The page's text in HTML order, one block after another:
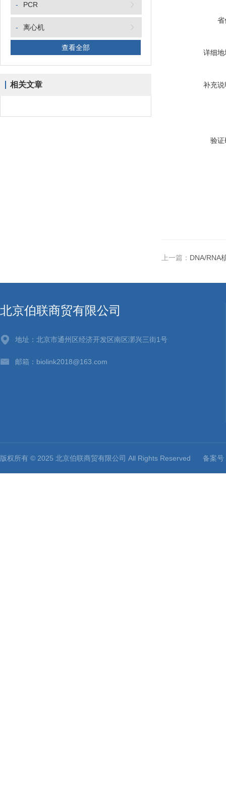
- PCR
- 离心机
查看全部
相关文章
省
详细地
补充说
验证
上一篇： DNA/RNA
北京伯联商贸有限公司
地址：北京市通州区经济开发区南区漷兴三街1号
邮箱：biolink2018@163.com
版权所有 © 2025 北京伯联商贸有限公司 All Rights Reserved 备案号